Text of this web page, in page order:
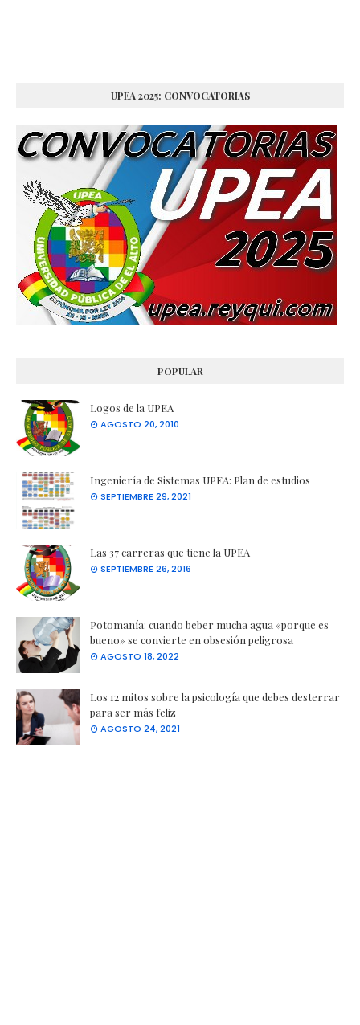
UPEA 2025: CONVOCATORIAS
POPULAR
Logos de la UPEA
AGOSTO 20, 2010
Ingeniería de Sistemas UPEA: Plan de estudios
SEPTIEMBRE 29, 2021
Las 37 carreras que tiene la UPEA
SEPTIEMBRE 26, 2016
Potomanía: cuando beber mucha agua «porque es
bueno» se convierte en obsesión peligrosa
AGOSTO 18, 2022
Los 12 mitos sobre la psicología que debes desterrar
para ser más feliz
AGOSTO 24, 2021